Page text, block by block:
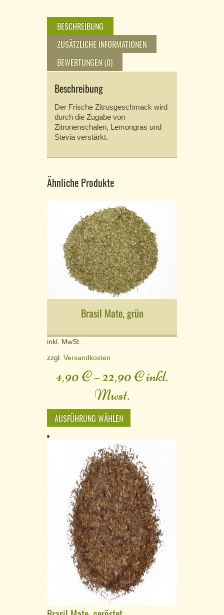
BESCHREIBUNG
ZUSÄTZLICHE INFORMATIONEN
BEWERTUNGEN (0)
Beschreibung
Der Frische Zitrusgeschmack wird
durch die Zugabe von
Zitronenschalen, Lemongras und
Stevia verstärkt.
Ähnliche Produkte
Brasil Mate, grün
inkl. MwSt.
zzgl. Versandkosten
4,90€–22,90€inkl.
Mwst.
AUSFÜHRUNG WÄHLEN